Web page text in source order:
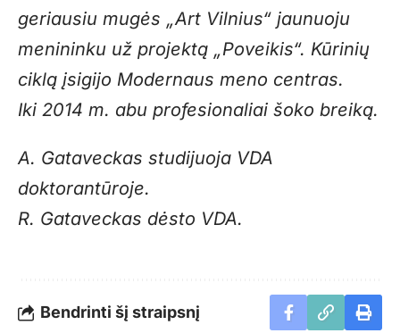
geriausiu mugės „Art Vilnius“ jaunuoju
menininku už projektą „Poveikis“. Kūrinių
ciklą įsigijo Modernaus meno centras.
Iki 2014 m. abu profesionaliai šoko breiką.
A. Gataveckas studijuoja VDA
doktorantūroje.
R. Gataveckas dėsto VDA.
Bendrinti šį straipsnį